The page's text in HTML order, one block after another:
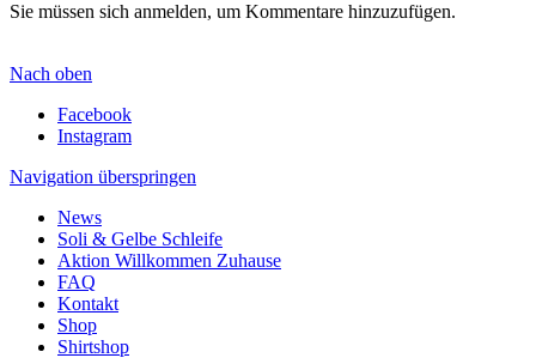
Sie müssen sich anmelden, um Kommentare hinzuzufügen.
Nach oben
Facebook
Instagram
Navigation überspringen
News
Soli & Gelbe Schleife
Aktion Willkommen Zuhause
FAQ
Kontakt
Shop
Shirtshop